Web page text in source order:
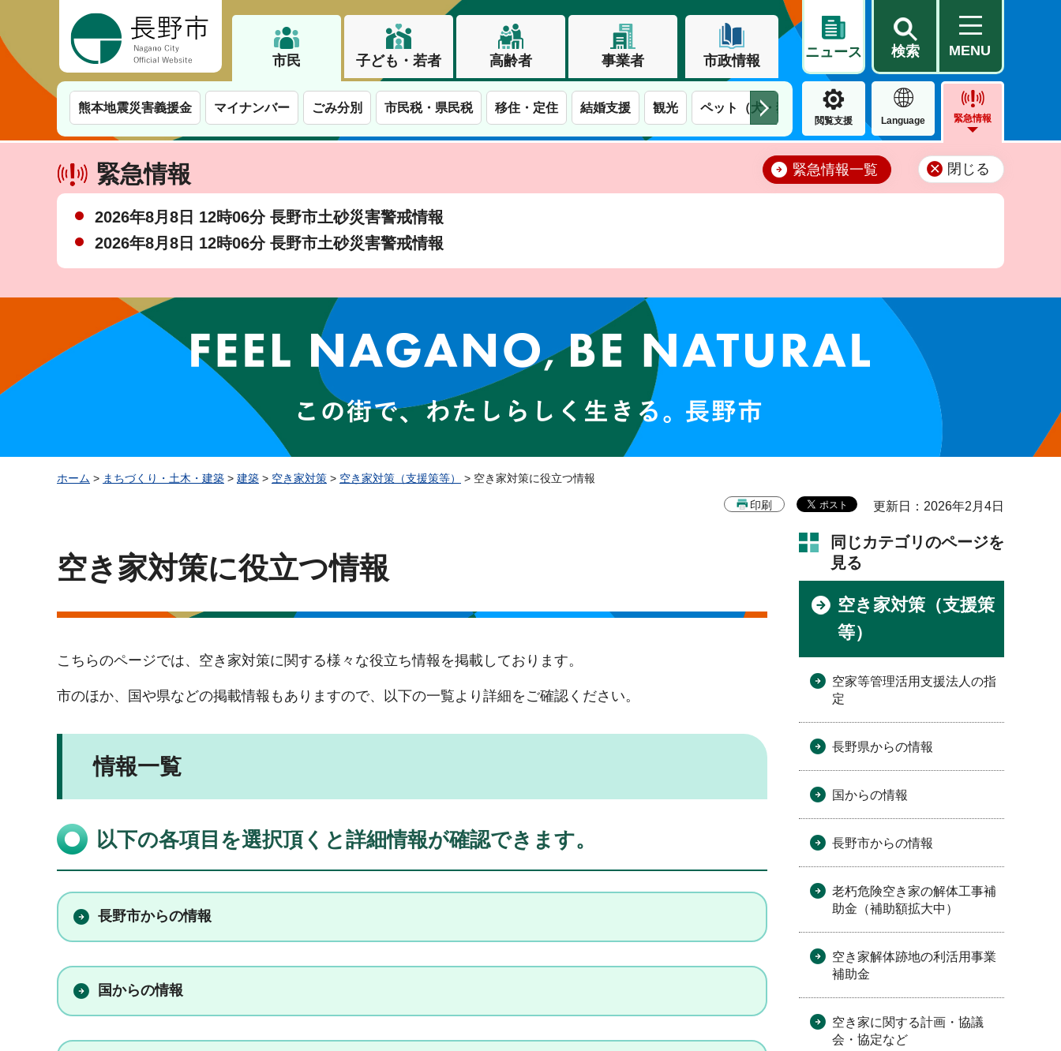
市民 子ども・若者 高齢者 事業者 市政情報
ニュース 検索 MENU
熊本地震災害義援金 マイナンバー ごみ分別 市民税・県民税 移住・定住 結婚支援 観光 ペット（犬・猫） 住民票・戸籍 公営住宅
閲覧支援 Language 緊急情報
緊急情報
2026年8月8日 12時06分 長野市土砂災害警戒情報
2026年8月8日 12時06分 長野市土砂災害警戒情報
緊急情報一覧 閉じる
この街で、わたしらしく生きる。長野市
ホーム > まちづくり・土木・建築 > 建築 > 空き家対策 > 空き家対策（支援策等） > 空き家対策に役立つ情報
印刷 更新日：2026年2月4日
空き家対策に役立つ情報
こちらのページでは、空き家対策に関する様々な役立ち情報を掲載しております。
市のほか、国や県などの掲載情報もありますので、以下の一覧より詳細をご確認ください。
情報一覧
以下の各項目を選択頂くと詳細情報が確認できます。
長野市からの情報
国からの情報
同じカテゴリのページを
見る
空き家対策（支援策
等）
空家等管理活用支援法人の指
定
長野県からの情報
国からの情報
長野市からの情報
老朽危険空き家の解体工事補
助金（補助額拡大中）
空き家解体跡地の利活用事業
補助金
空き家に関する計画・協議
会・協定など